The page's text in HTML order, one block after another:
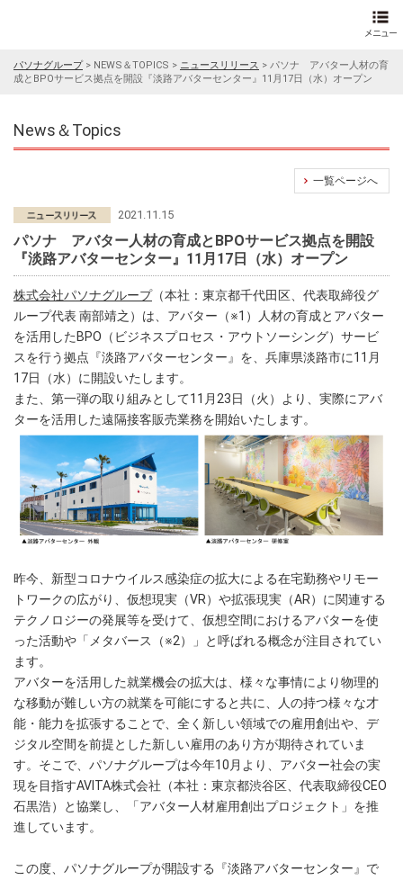
パソナグループ> NEWS＆TOPICS > ニュースリリース > パソナ アバター人材の育
成とBPOサービス拠点を開設『淡路アバターセンター』11月17日（水）オープン
News＆Topics
一覧ページへ
2021.11.15
パソナ アバター人材の育成とBPOサービス拠点を開設
『淡路アバターセンター』11月17日（水）オープン
株式会社パソナグループ（本社：東京都千代田区、代表取締役グ
ループ代表 南部靖之）は、アバター（※1）人材の育成とアバター
を活用したBPO（ビジネスプロセス・アウトソーシング）サービ
スを行う拠点『淡路アバターセンター』を、兵庫県淡路市に11月
17日（水）に開設いたします。
また、第一弾の取り組みとして11月23日（火）より、実際にアバ
ターを活用した遠隔接客販売業務を開始いたします。
昨今、新型コロナウイルス感染症の拡大による在宅勤務やリモー
トワークの広がり、仮想現実（VR）や拡張現実（AR）に関連する
テクノロジーの発展等を受けて、仮想空間におけるアバターを使
った活動や「メタバース（※2）」と呼ばれる概念が注目されてい
ます。
アバターを活用した就業機会の拡大は、様々な事情により物理的
な移動が難しい方の就業を可能にすると共に、人の持つ様々な才
能・能力を拡張することで、全く新しい領域での雇用創出や、デ
ジタル空間を前提とした新しい雇用のあり方が期待されていま
す。そこで、パソナグループは今年10月より、アバター社会の実
現を目指すAVITA株式会社（本社：東京都渋谷区、代表取締役CEO
石黒浩）と協業し、「アバター人材雇用創出プロジェクト」を推
進しています。
この度、パソナグループが開設する『淡路アバターセンター』で